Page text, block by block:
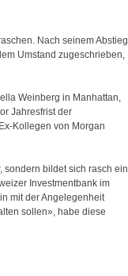
Nach seinem Abstieg
Umstand zugeschrieben,
Weinberg in Manhattan,
Jahresfrist der
Kollegen von Morgan
sondern bildet sich rasch ein
Investmentbank im
mit der Angelegenheit
sollen», habe diese